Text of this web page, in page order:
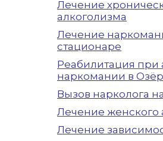
Лечение
алкоголизма
Лечение
стационаре
Реабилитация при
наркомании в
Вызов нарколога
Лечение женского
Лечение